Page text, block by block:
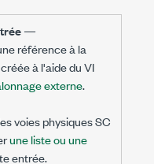
—
référence à la
à l'aide du VI
externe.
voies physiques SC
une liste ou une
entrée.